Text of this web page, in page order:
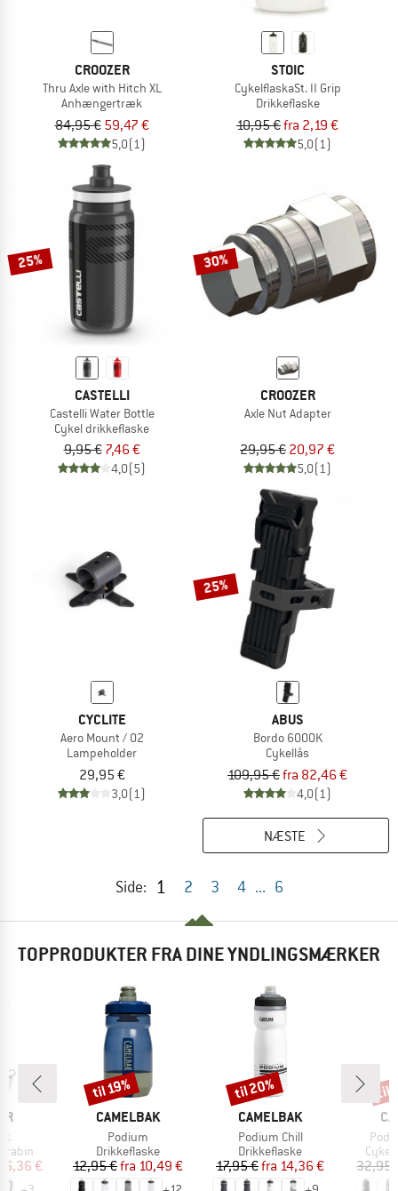
CROOZER
Thru Axle with Hitch XL
Anhængertræk
84,95 € 59,47 €
5,0(1)
STOIC
CykelflaskaSt. II Grip
Drikkeflaske
10,95 €fra 2,19 €
5,0(1)
25%
CASTELLI
Castelli Water Bottle
Cykel drikkeflaske
9,95 € 7,46 €
4,0(5)
30%
CROOZER
Axle Nut Adapter
29,95 € 20,97 €
5,0(1)
CYCLITE
Aero Mount / 02
Lampeholder
29,95 €
3,0(1)
25%
ABUS
Bordo 6000K
Cykellås
109,95 €fra 82,46 €
4,0(1)
Side: 1 2 3 4 ... 6
NÆSTE
TOPPRODUKTER FRA DINE YNDLINGSMÆRKER
pris
€
MÆRKE
CAMELBAK
Artikel
Podium
Produktgruppe
Drikkeflaske
Pris
12,95 € Nedsat pris
fra 10,49 €
Rabat
til 19%
MÆRKE
CAMELBAK
Artikel
Podium Chill
Produktgruppe
Drikkeflaske
Pris
17,95 € Nedsat pris
fra 14,36 €
Rabat
til 20%
32,95
til